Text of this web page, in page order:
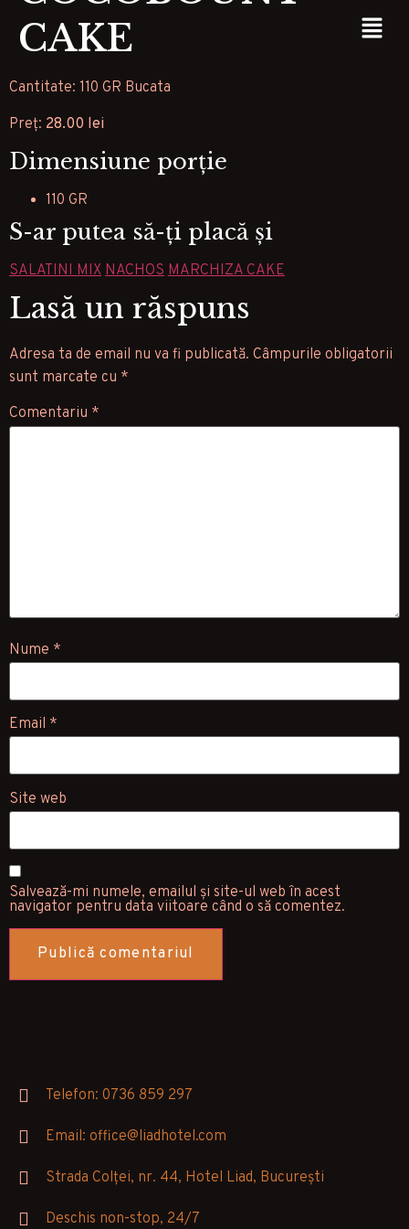
CAKE
Cantitate: 110 GR Bucata
Preț: 28.00 lei
Dimensiune porție
110 GR
S-ar putea să-ți placă și
SALATINI MIX NACHOS MARCHIZA CAKE
Lasă un răspuns
Adresa ta de email nu va fi publicată. Câmpurile obligatorii
sunt marcate cu *
Comentariu *
Nume *
Email *
Site web
Salvează-mi numele, emailul și site-ul web în acest
navigator pentru data viitoare când o să comentez.
Telefon: 0736 859 297
Email: office@liadhotel.com
Strada Colței, nr. 44, Hotel Liad, București
Deschis non-stop, 24/7